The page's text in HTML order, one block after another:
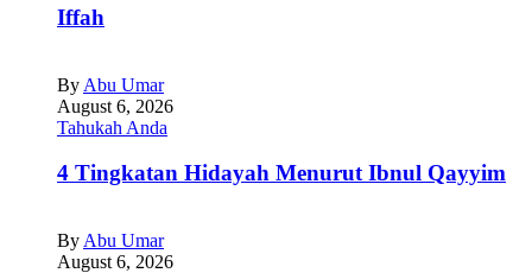
Iffah
By Abu Umar
August 6, 2026
Tahukah Anda
4 Tingkatan Hidayah Menurut Ibnul Qayyim
By Abu Umar
August 6, 2026